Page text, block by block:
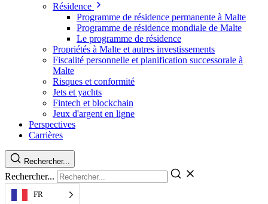
Résidence
Programme de résidence permanente à Malte
Programme de résidence mondiale de Malte
Le programme de résidence
Propriétés à Malte et autres investissements
Fiscalité personnelle et planification successorale à
Malte
Risques et conformité
Jets et yachts
Fintech et blockchain
Jeux d'argent en ligne
Perspectives
Carrières
Rechercher...
Rechercher...
FR